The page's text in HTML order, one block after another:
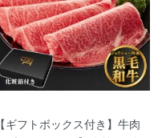
【ギフトボックス付き】牛肉